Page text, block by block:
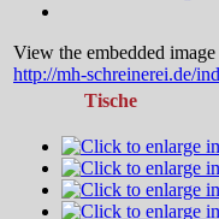
View the embedded
http://mh-schreinerei.de/
Tische